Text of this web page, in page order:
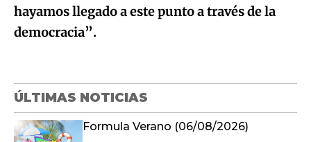
hayamos llegado a este punto a través de la
democracia”.
ÚLTIMAS NOTICIAS
Formula Verano (06/08/2026)